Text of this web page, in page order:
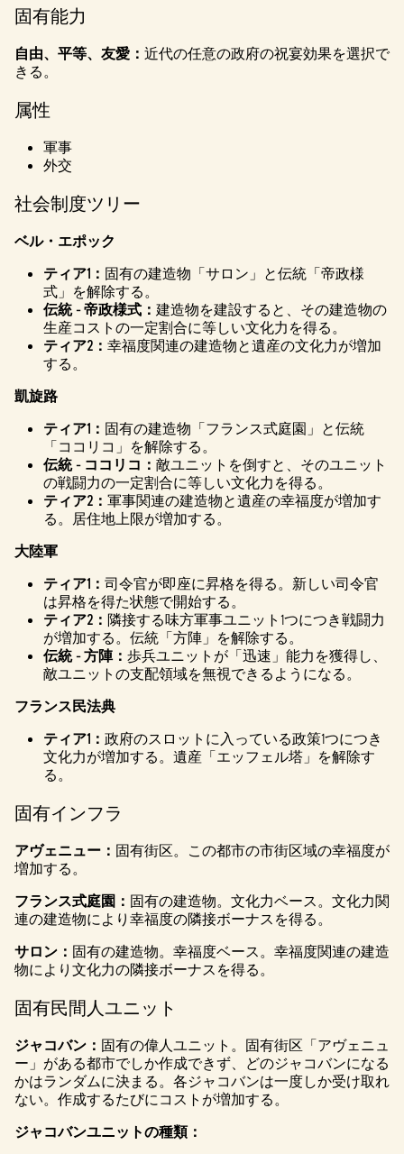
固有能力
自由、平等、友愛： 近代の任意の政府の祝宴効果を選択で
きる。
属性
軍事
外交
社会制度ツリー
ベル・エポック
ティア1： 固有の建造物「サロン」と伝統「帝政様
式」を解除する。
伝統 - 帝政様式： 建造物を建設すると、その建造物の
生産コストの一定割合に等しい文化力を得る。
ティア2： 幸福度関連の建造物と遺産の文化力が増加
する。
凱旋路
ティア1： 固有の建造物「フランス式庭園」と伝統
「ココリコ」を解除する。
伝統 - ココリコ： 敵ユニットを倒すと、そのユニット
の戦闘力の一定割合に等しい文化力を得る。
ティア2： 軍事関連の建造物と遺産の幸福度が増加す
る。居住地上限が増加する。
大陸軍
ティア1： 司令官が即座に昇格を得る。新しい司令官
は昇格を得た状態で開始する。
ティア2： 隣接する味方軍事ユニット1つにつき戦闘力
が増加する。伝統「方陣」を解除する。
伝統 - 方陣： 歩兵ユニットが「迅速」能力を獲得し、
敵ユニットの支配領域を無視できるようになる。
フランス民法典
ティア1： 政府のスロットに入っている政策1つにつき
文化力が増加する。遺産「エッフェル塔」を解除す
る。
固有インフラ
アヴェニュー： 固有街区。この都市の市街区域の幸福度が
増加する。
フランス式庭園： 固有の建造物。文化力ベース。文化力関
連の建造物により幸福度の隣接ボーナスを得る。
サロン： 固有の建造物。幸福度ベース。幸福度関連の建造
物により文化力の隣接ボーナスを得る。
固有民間人ユニット
ジャコバン： 固有の偉人ユニット。固有街区「アヴェニュ
ー」がある都市でしか作成できず、どのジャコバンになる
かはランダムに決まる。各ジャコバンは一度しか受け取れ
ない。作成するたびにコストが増加する。
ジャコバンユニットの種類：